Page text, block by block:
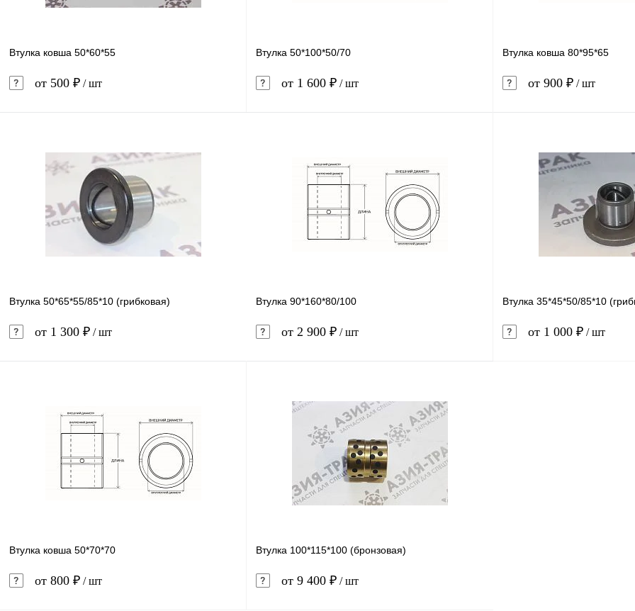
Втулка ковша 50*60*55
от 500 ₽ / шт
Купить в 1 клик
В избранное В наличии
Втулка 50*100*50/70
от 1 600 ₽ / шт
Купить в 1 клик Сравнение
В избранное Под заказ
Втулка ковша 80*95*65
от 900 ₽ / шт
В избранное
Втулка 50*65*55/85*10 (грибковая)
от 1 300 ₽ / шт
Купить в 1 клик Сравнение
В избранное В наличии
Втулка 90*160*80/100
от 2 900 ₽ / шт
Купить в 1 клик Сравнение
В избранное Под заказ
Втулка 35*45*50/85*10
от 1 000 ₽ / шт
Втулка ковша 50*70*70
от 800 ₽ / шт
Втулка 100*115*100 (бронзовая)
от 9 400 ₽ / шт